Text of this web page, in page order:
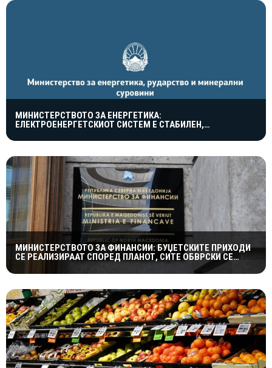
МИНИСТЕРСТВОТО ЗА ЕНЕРГЕТИКА:
ЕЛЕКТРОЕНЕРГЕТСКИОТ СИСТЕМ Е СТАБИЛЕН,
ЕВРОПА
МИНИСТЕРСТВОТО ЗА ФИНАНСИИ: БУЏЕТСКИТЕ ПРИХОДИ
СЕ РЕАЛИЗИРААТ СПОРЕД ПЛАНОТ, СИТЕ ОБВРСКИ СЕ